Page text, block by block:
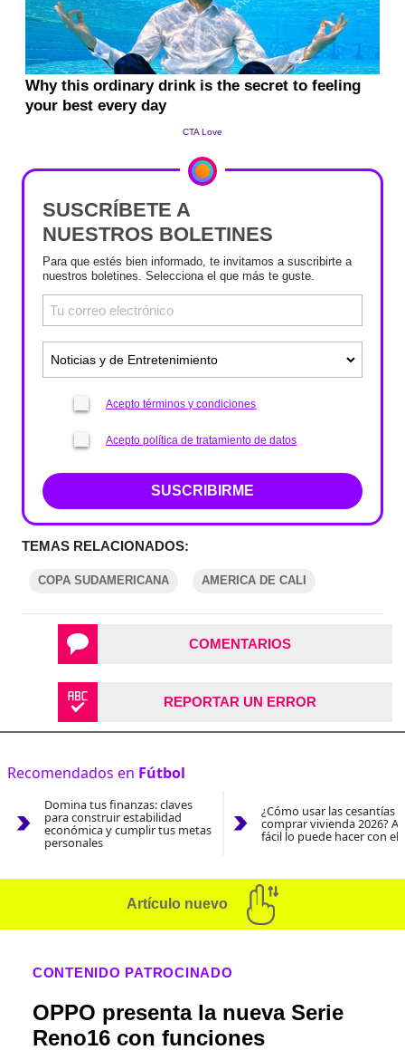
SUSCRÍBETE A
NUESTROS BOLETINES
Para que estés bien informado, te invitamos a suscribirte a
nuestros boletines. Selecciona el que más te guste.
Acepto términos y condiciones
Acepto política de tratamiento de datos
SUSCRIBIRME
TEMAS RELACIONADOS:
COPA SUDAMERICANA AMERICA DE CALI
COMENTARIOS
REPORTAR UN ERROR
Recomendados en Fútbol
Domina tus finanzas: claves
para construir estabilidad
económica y cumplir tus metas
personales
¿Cómo usar las cesantías
comprar vivienda 2026?
fácil lo puede hacer con el
Artículo nuevo
CONTENIDO PATROCINADO
OPPO presenta la nueva Serie
Reno16 con funciones